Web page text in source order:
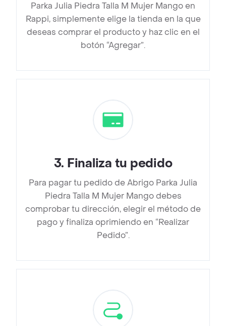
Parka Julia Piedra Talla M Mujer Mango en
Rappi, simplemente elige la tienda en la que
deseas comprar el producto y haz clic en el
botón “Agregar”.
3. Finaliza tu pedido
Para pagar tu pedido de Abrigo Parka Julia
Piedra Talla M Mujer Mango debes
comprobar tu dirección, elegir el método de
pago y finaliza oprimiendo en “Realizar
Pedido”.